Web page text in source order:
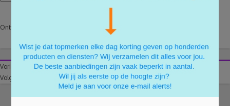
Ontvang een e-mail na een reactie Reactie plaatsen
Vorige artikel 4 manieren om de lente goedkoop in huis halen
Volgende artikel
Gratis rekeningen en bankkaarten